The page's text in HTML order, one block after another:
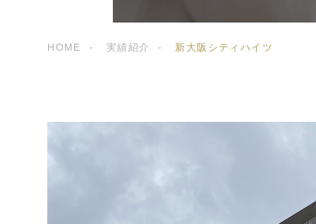
HOME 実績紹介 新大阪シティハイツ